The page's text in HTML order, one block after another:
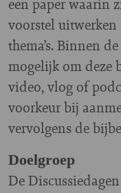
voorstel uitwerken
thema’s. Binnen
mogelijk om deze
video, vlog of
voorkeur bij
vervolgens de
Doelgroep
De